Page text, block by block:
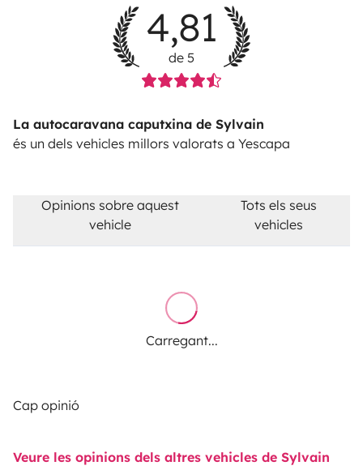
4,81
de 5
La autocaravana caputxina de Sylvain
és un dels vehicles millors valorats a Yescapa
Opinions sobre aquest
vehicle
Tots els seus
vehicles
Carregant...
Cap opinió
Veure les opinions dels altres vehicles de Sylvain